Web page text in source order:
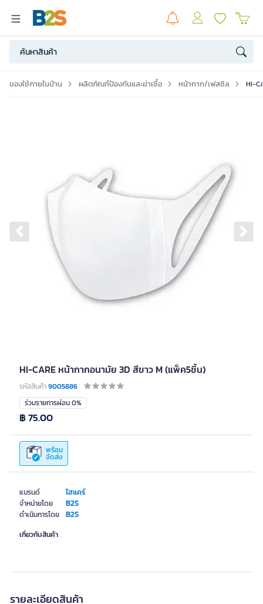
ของใช้ภายในบ้าน ผลิตภัณฑ์ป้องกันและฆ่าเชื้อ หน้ากาก/เฟสชิล HI-
Previous slide
HI-CARE หน้ากากอนามัย 3D สีขาว M (แพ็ค5ชิ้น)
รหัสสินค้า9005886
แบรนด์ ไฮแคร์
จำหน่ายโดย B2S
ดำเนินการโดย B2S
ร่วมรายการผ่อน 0%
พร้อม
จัดส่ง
฿ 75.00
เกี่ยวกับสินค้า
รายละเอียดสินค้า